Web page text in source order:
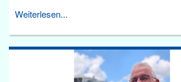
Weiterlesen...